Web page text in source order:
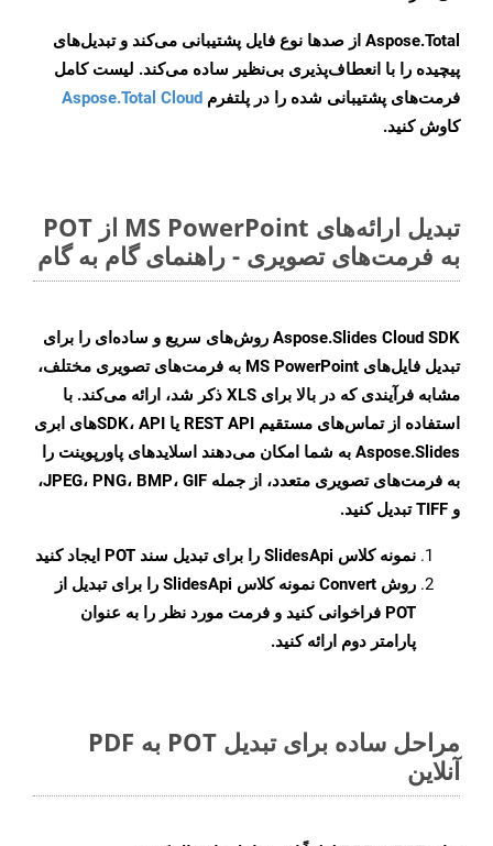
Aspose.Total از صدها نوع فایل پشتیبانی می‌کند و تبدیل‌های
پیچیده را با انعطاف‌پذیری بی‌نظیر ساده می‌کند. لیست کامل
فرمت‌های پشتیبانی شده را در پلتفرم Aspose.Total Cloud
کاوش کنید.
تبدیل ارائه‌های MS PowerPoint از POT
به فرمت‌های تصویری - راهنمای گام به گام
Aspose.Slides Cloud SDK روش‌های سریع و ساده‌ای را برای
تبدیل فایل‌های MS PowerPoint به فرمت‌های تصویری مختلف،
مشابه فرآیندی که در بالا برای XLS ذکر شد، ارائه می‌کند. با
استفاده از تماس‌های مستقیم REST API یا SDK، APIهای ابری
Aspose.Slides به شما امکان می‌دهند اسلایدهای پاورپوینت را
به فرمت‌های تصویری متعدد، از جمله JPEG، PNG، BMP، GIF،
و TIFF تبدیل کنید.
نمونه کلاس SlidesApi را برای تبدیل سند POT ایجاد کنید
روش Convert
نمونه کلاس SlidesApi را برای تبدیل از
POT فراخوانی کنید و فرمت مورد نظر را به عنوان
پارامتر دوم ارائه کنید.
مراحل ساده برای تبدیل POT به PDF
آنلاین